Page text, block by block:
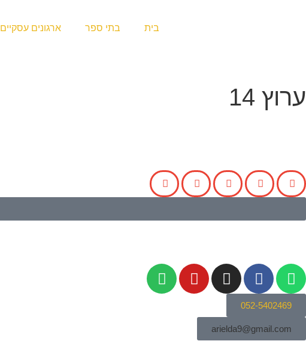
בית בתי ספר ארגונים עסקיים
ערוץ 14
052-5402469
arielda9@gmail.com